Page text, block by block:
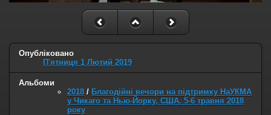
Опубліковано
П'ятниця 1 Лютий 2019
Альбоми
2018 / Благодійні вечори на підтримку НаУКМА
у Чикаго та Нью-Йорку, США. 5-6 травня 2018
року